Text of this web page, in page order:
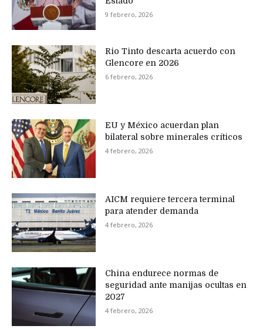
9 febrero, 2026
Rio Tinto descarta acuerdo con
Glencore en 2026
6 febrero, 2026
EU y México acuerdan plan
bilateral sobre minerales críticos
4 febrero, 2026
AICM requiere tercera terminal
para atender demanda
4 febrero, 2026
China endurece normas de
seguridad ante manijas ocultas en
2027
4 febrero, 2026